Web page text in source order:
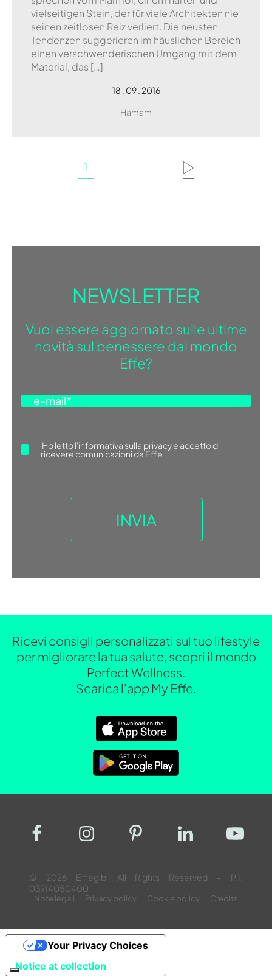
vielseitigen Stein, der für viele Architekten nie
seinen zeitlosen Reiz verliert. Die neusten
Tendenzen suggerieren im häuslichen Bereich
einen verschwenderischen Umgang mit dem
Material, das […]
18 . 09 . 2016
Hamam
1
NEWSLETTER
Vuoi essere aggiornato sulle ultime
novità sul benessere dal mondo
Effe?
Ho lettol'informativa sulla privacye accetto di
ricevere comunicazioni da Effe
Ricevi consigli personalizzati sul tuo lifestyle
per migliorare la tua salute, scopri il mondo
Perfect Wellness.
Scarica l'app My Effe.
© 2026 Effegibi All Rights Reserved – P.I.
03914050400
Note legali Privacy policy Cookie policy Credits
Notice at collection
Your Privacy Choices